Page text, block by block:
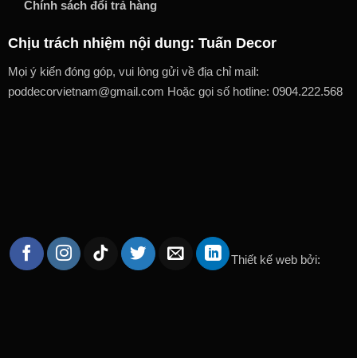
Chính sách đổi trả hàng
Chịu trách nhiệm nội dung: Tuấn Decor
Mọi ý kiến đóng góp, vui lòng gửi về địa chỉ mail:
poddecorvietnam@gmail.com Hoặc gọi số hotline: 0904.222.568
Thiết kế web bởi: